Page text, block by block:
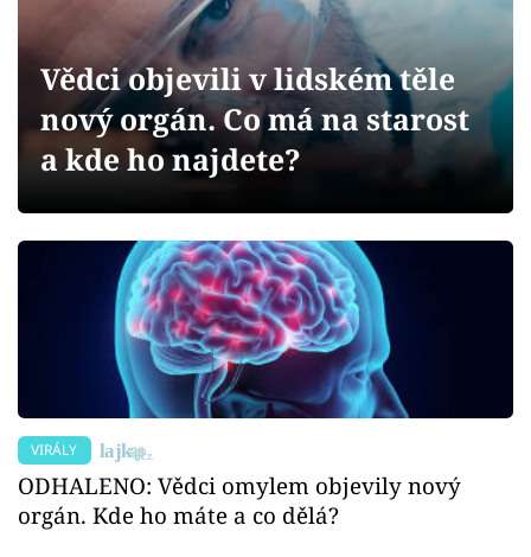
Videa
Sledujte prima+
Sledujte nás
Vědci objevili v lidském těle
nový orgán. Co má na starost
a kde ho najdete?
VIRÁLY
ODHALENO: Vědci omylem objevily nový
orgán. Kde ho máte a co dělá?